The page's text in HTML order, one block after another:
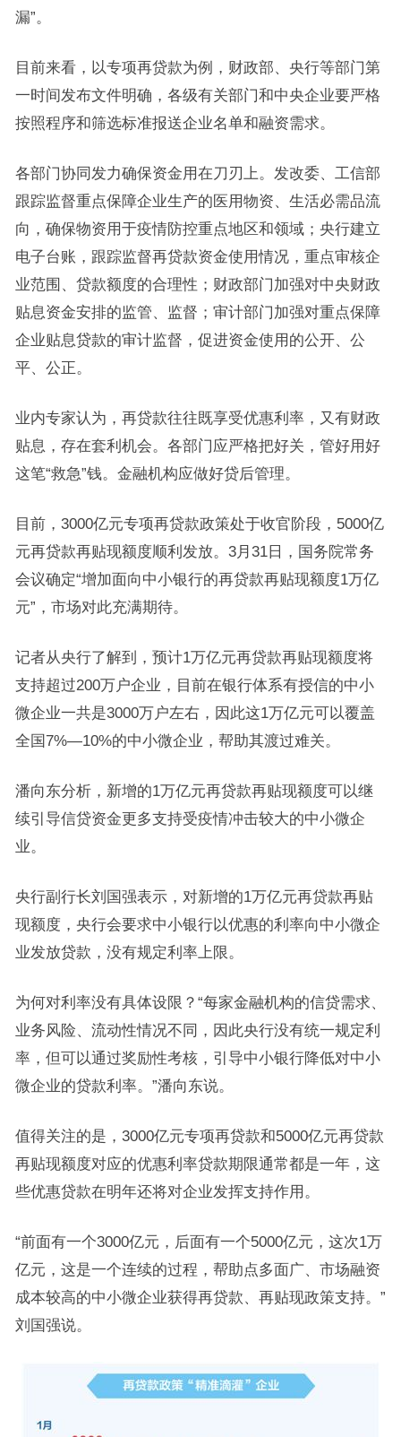
漏”。
目前来看，以专项再贷款为例，财政部、央行等部门第
一时间发布文件明确，各级有关部门和中央企业要严格
按照程序和筛选标准报送企业名单和融资需求。
各部门协同发力确保资金用在刀刃上。发改委、工信部
跟踪监督重点保障企业生产的医用物资、生活必需品流
向，确保物资用于疫情防控重点地区和领域；央行建立
电子台账，跟踪监督再贷款资金使用情况，重点审核企
业范围、贷款额度的合理性；财政部门加强对中央财政
贴息资金安排的监管、监督；审计部门加强对重点保障
企业贴息贷款的审计监督，促进资金使用的公开、公
平、公正。
业内专家认为，再贷款往往既享受优惠利率，又有财政
贴息，存在套利机会。各部门应严格把好关，管好用好
这笔“救急”钱。金融机构应做好贷后管理。
目前，3000亿元专项再贷款政策处于收官阶段，5000亿
元再贷款再贴现额度顺利发放。3月31日，国务院常务
会议确定“增加面向中小银行的再贷款再贴现额度1万亿
元”，市场对此充满期待。
记者从央行了解到，预计1万亿元再贷款再贴现额度将
支持超过200万户企业，目前在银行体系有授信的中小
微企业一共是3000万户左右，因此这1万亿元可以覆盖
全国7%—10%的中小微企业，帮助其渡过难关。
潘向东分析，新增的1万亿元再贷款再贴现额度可以继
续引导信贷资金更多支持受疫情冲击较大的中小微企
业。
央行副行长刘国强表示，对新增的1万亿元再贷款再贴
现额度，央行会要求中小银行以优惠的利率向中小微企
业发放贷款，没有规定利率上限。
为何对利率没有具体设限？“每家金融机构的信贷需求、
业务风险、流动性情况不同，因此央行没有统一规定利
率，但可以通过奖励性考核，引导中小银行降低对中小
微企业的贷款利率。”潘向东说。
值得关注的是，3000亿元专项再贷款和5000亿元再贷款
再贴现额度对应的优惠利率贷款期限通常都是一年，这
些优惠贷款在明年还将对企业发挥支持作用。
“前面有一个3000亿元，后面有一个5000亿元，这次1万
亿元，这是一个连续的过程，帮助点多面广、市场融资
成本较高的中小微企业获得再贷款、再贴现政策支持。”
刘国强说。